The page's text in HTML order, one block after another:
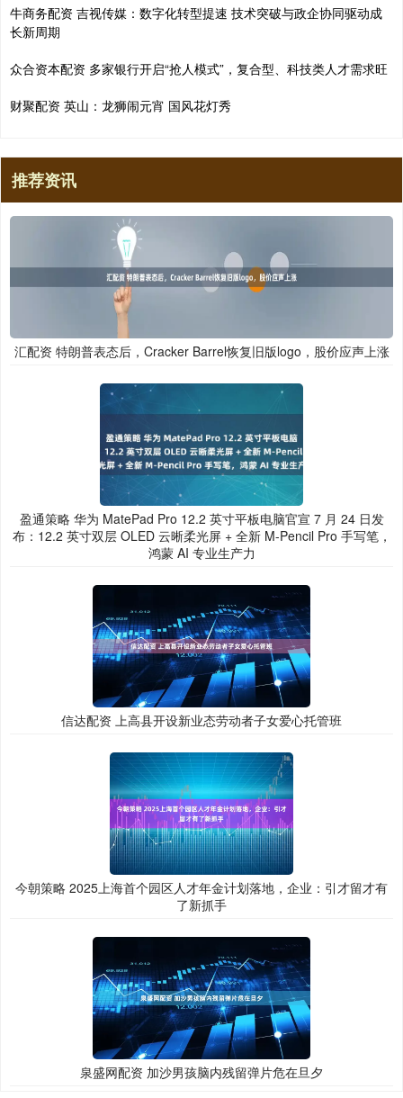
牛商务配资 吉视传媒：数字化转型提速 技术突破与政企协同驱动成
长新周期
众合资本配资 多家银行开启“抢人模式”，复合型、科技类人才需求旺
财聚配资 英山：龙狮闹元宵 国风花灯秀
推荐资讯
汇配资 特朗普表态后，Cracker Barrel恢复旧版logo，股价应声上涨
盈通策略 华为 MatePad Pro 12.2 英寸平板电脑官宣 7 月 24 日发
布：12.2 英寸双层 OLED 云晰柔光屏 + 全新 M-Pencil Pro 手写笔，
鸿蒙 AI 专业生产力
信达配资 上高县开设新业态劳动者子女爱心托管班
今朝策略 2025上海首个园区人才年金计划落地，企业：引才留才有
了新抓手
泉盛网配资 加沙男孩脑内残留弹片危在旦夕